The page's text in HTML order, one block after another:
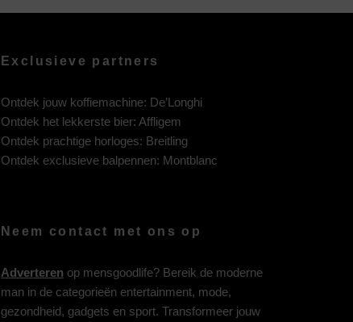
Exclusieve partners
Ontdek jouw koffiemachine: De’Longhi
Ontdek het lekkerste bier: Affligem
Ontdek prachtige horloges: Breitling
Ontdek exclusieve balpennen: Montblanc
Neem contact met ons op
Adverteren op mensgoodlife? Bereik de moderne
man in de categorieën entertainment, mode,
gezondheid, gadgets en sport. Transformeer jouw